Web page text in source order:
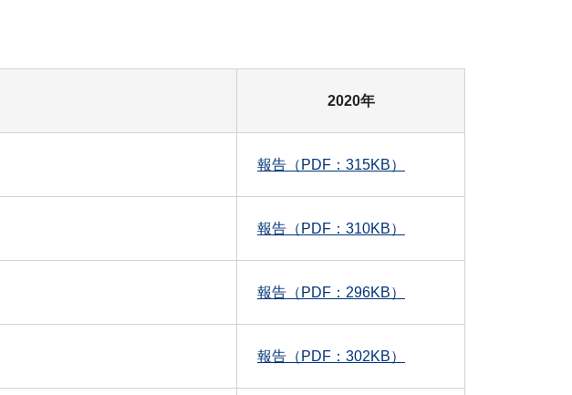
2020年
報告（PDF：315KB）
報告（PDF：310KB）
報告（PDF：296KB）
報告（PDF：302KB）